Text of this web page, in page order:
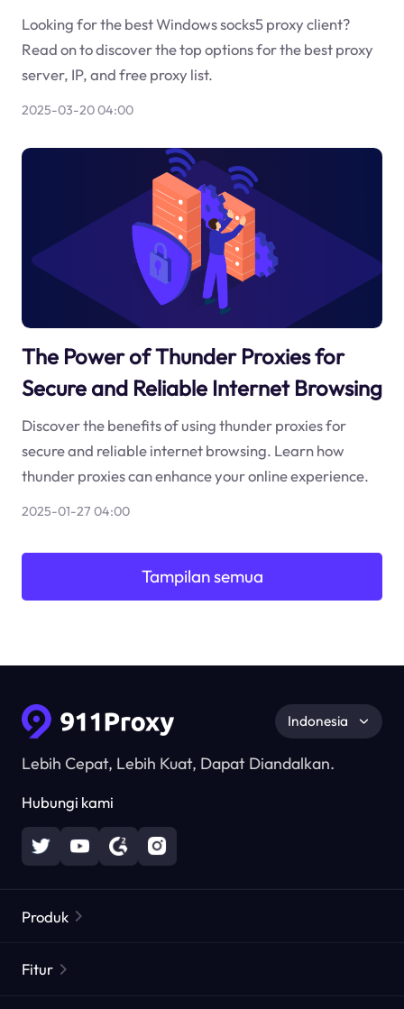
Looking for the best Windows socks5 proxy client?
Read on to discover the top options for the best proxy
server, IP, and free proxy list.
2025-03-20 04:00
The Power of Thunder Proxies for
Secure and Reliable Internet Browsing
Discover the benefits of using thunder proxies for
secure and reliable internet browsing. Learn how
thunder proxies can enhance your online experience.
2025-01-27 04:00
Tampilan semua
Lebih Cepat, Lebih Kuat, Dapat Diandalkan.
Hubungi kami
Indonesia
Produk
Fitur